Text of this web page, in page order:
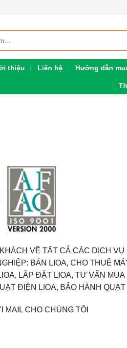
thiệu Liên hệ Hướng dẫn
VỀ TẤT CẢ CÁC DỊCH VỤ
BÁN LIOA, CHO THUÊ
LẮP ĐẶT LIOA, TƯ VẤN MUA
ĐIỆN LIOA, BẢO HÀNH QUẠT
CHO CHÚNG TÔI